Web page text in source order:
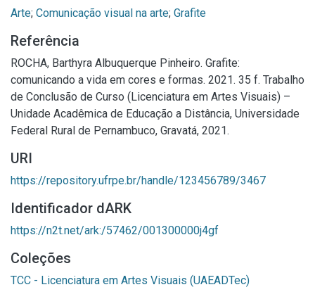
Arte; Comunicação visual na arte; Grafite
Referência
ROCHA, Barthyra Albuquerque Pinheiro. Grafite:
comunicando a vida em cores e formas. 2021. 35 f. Trabalho
de Conclusão de Curso (Licenciatura em Artes Visuais) –
Unidade Acadêmica de Educação a Distância, Universidade
Federal Rural de Pernambuco, Gravatá, 2021.
URI
https://repository.ufrpe.br/handle/123456789/3467
Identificador dARK
https://n2t.net/ark:/57462/001300000j4gf
Coleções
TCC - Licenciatura em Artes Visuais (UAEADTec)